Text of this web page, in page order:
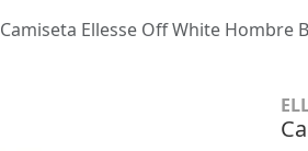
Camiseta Ellesse Off White Hombre